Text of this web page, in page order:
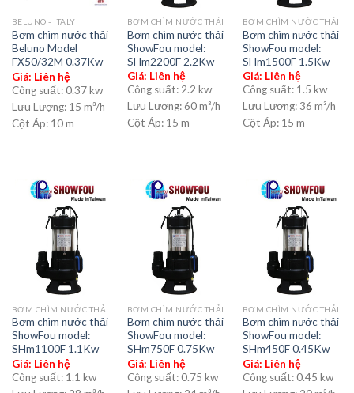
BELUNO - ITALY
Bơm chìm nước thải
Beluno Model
FX50/32M 0.37Kw
Giá: Liên hệ
Công suất:0.37 kw
Lưu Lượng: 15 m³/h
Cột Áp: 10 m
BƠM CHÌM NƯỚC THẢI
Bơm chìm nước thải
ShowFou model:
SHm2200F 2.2Kw
Giá: Liên hệ
Công suất:2.2 kw
Lưu Lượng:60 m³/h
Cột Áp: 15 m
BƠM CHÌM NƯỚC THẢI
Bơm chìm nước thải
ShowFou model:
SHm1500F 1.5Kw
Giá: Liên hệ
Công suất: 1.5 kw
Lưu Lượng:36 m³/h
Cột Áp: 15 m
BƠM CHÌM NƯỚC THẢI
Bơm chìm nước thải
ShowFou model:
SHm1100F 1.1Kw
Giá: Liên hệ
Công suất: 1.1 kw
BƠM CHÌM NƯỚC THẢI
Bơm chìm nước thải
ShowFou model:
SHm750F 0.75Kw
Giá: Liên hệ
Công suất:0.75 kw
BƠM CHÌM NƯỚC THẢI
Bơm chìm nước thải
ShowFou model:
SHm450F 0.45Kw
Giá: Liên hệ
Công suất:0.45 kw